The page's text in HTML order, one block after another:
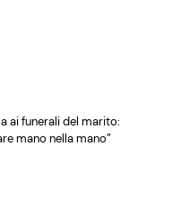
ai funerali del marito:
mano nella mano”